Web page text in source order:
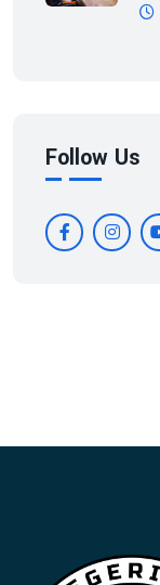
Follow Us